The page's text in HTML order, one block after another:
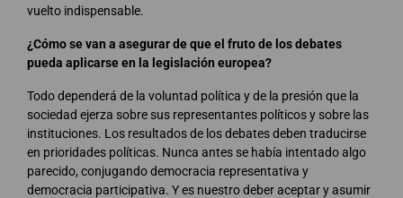
vuelto indispensable.
¿Cómo se van a asegurar de que el fruto de los debates
pueda aplicarse en la legislación europea?
Todo dependerá de la voluntad política y de la presión que la
sociedad ejerza sobre sus representantes políticos y sobre las
instituciones. Los resultados de los debates deben traducirse
en prioridades políticas. Nunca antes se había intentado algo
parecido, conjugando democracia representativa y
democracia participativa. Y es nuestro deber aceptar y asumir